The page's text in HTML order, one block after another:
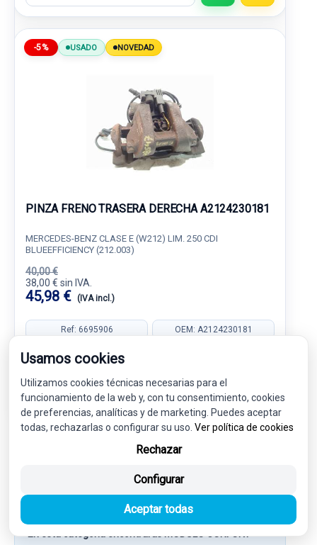
-5% USADO NOVEDAD
PINZA FRENO TRASERA DERECHA A2124230181
MERCEDES-BENZ CLASE E (W212) LIM. 250 CDI
BLUEEFFICIENCY (212.003)
40,00 €
38,00 € sin IVA.
45,98 € (IVA incl.)
Ref: 6695906 OEM: A2124230181
Envío 24-48h
Más información sobre MODULO
CONFORT A2129004014
Usamos cookies
Utilizamos cookies técnicas necesarias para el
funcionamiento de la web y, con tu consentimiento, cookies
de preferencias, analíticas y de marketing. Puedes aceptar
todas, rechazarlas o configurar su uso. Ver política de cookies
Rechazar
Configurar
Aceptar todas